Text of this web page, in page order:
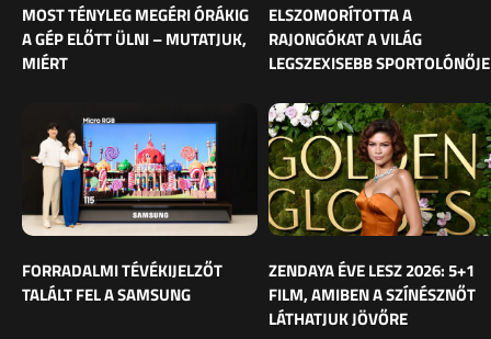
MOST TÉNYLEG MEGÉRI ÓRÁKIG
A GÉP ELŐTT ÜLNI – MUTATJUK,
MIÉRT
ELSZOMORÍTOTTA A
RAJONGÓKAT A VILÁG
LEGSZEXISEBB SPORTOLÓNŐJE
FORRADALMI TÉVÉKIJELZŐT
TALÁLT FEL A SAMSUNG
ZENDAYA ÉVE LESZ 2026: 5+1
FILM, AMIBEN A SZÍNÉSZNŐT
LÁTHATJUK JÖVŐRE